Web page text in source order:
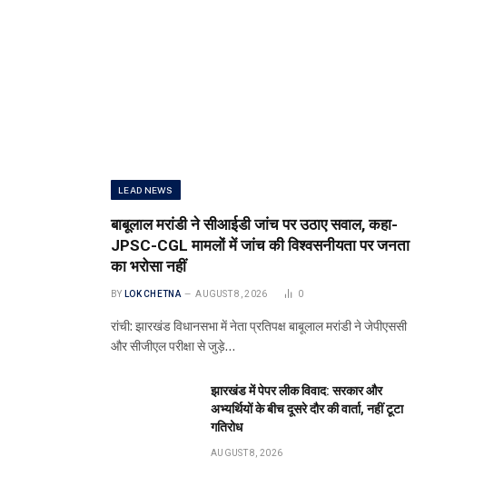
LEAD NEWS
बाबूलाल मरांडी ने सीआईडी जांच पर उठाए सवाल, कहा-
JPSC-CGL मामलों में जांच की विश्वसनीयता पर जनता
का भरोसा नहीं
BY LOK CHETNA AUGUST 8, 2026 0
रांची: झारखंड विधानसभा में नेता प्रतिपक्ष बाबूलाल मरांडी ने जेपीएससी
और सीजीएल परीक्षा से जुड़े…
झारखंड में पेपर लीक विवाद: सरकार और
अभ्यर्थियों के बीच दूसरे दौर की वार्ता, नहीं टूटा
गतिरोध
AUGUST 8, 2026